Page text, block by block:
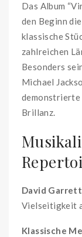
Das Album
den Beginn
klassische
zahlreichen
Besonders
Michael
demonstrierte
Brillanz.
David Garrett
Vielseitigkeit
Klassische